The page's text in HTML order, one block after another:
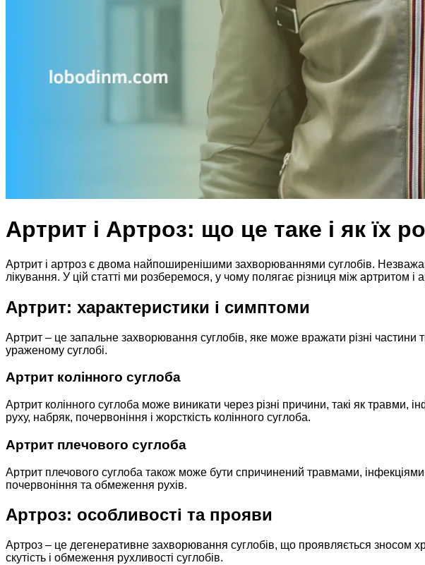
Артрит і Артроз: що це таке і як їх
Артрит і артроз є двома найпоширенішими захворюваннями суглобів.
лікування. У цій статті ми розберемося, у чому полягає різниця між артритом
Артрит: характеристики і симптоми
Артрит – це запальне захворювання суглобів, яке може вражати різні
ураженому суглобі.
Артрит колінного суглоба
Артрит колінного суглоба може виникати через різні причини, такі як травми,
руху, набряк, почервоніння і жорсткість колінного суглоба.
Артрит плечового суглоба
Артрит плечового суглоба також може бути спричинений травмами,
почервоніння та обмеження рухів.
Артроз: особливості та прояви
Артроз – це дегенеративне захворювання суглобів, що проявляється зносом
скутість і обмеження рухливості суглобів.